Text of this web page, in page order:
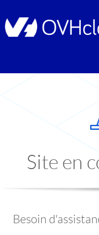
Site en
Besoin